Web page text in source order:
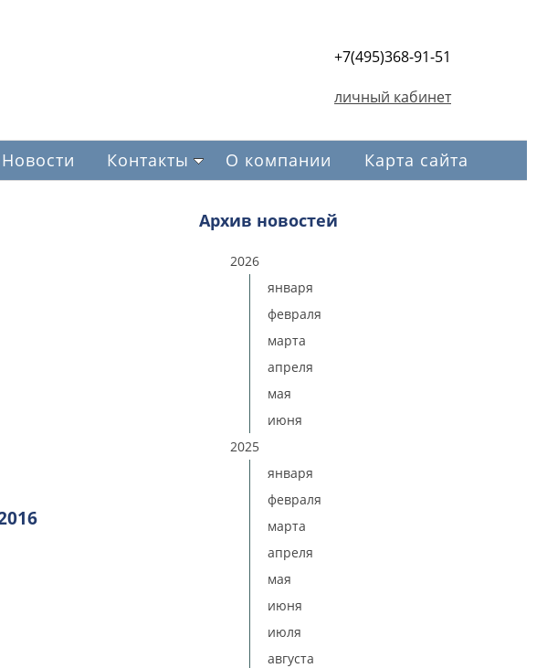
+7(495)368-91-51
личный кабинет
Новости Контакты О компании Карта сайта
Архив новостей
2026
января
февраля
марта
апреля
мая
июня
2025
января
февраля
марта
апреля
мая
июня
июля
августа